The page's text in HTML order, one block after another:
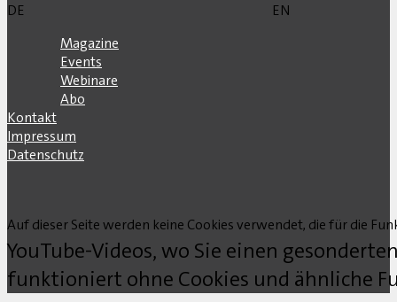
DE
EN
Magazine
Events
Webinare
Abo
Kontakt
Impressum
Datenschutz
Auf dieser Seite werden keine Cookies verwendet, die für die
YouTube-Videos, wo Sie einen
funktioniert ohne Cookies und ähnliche